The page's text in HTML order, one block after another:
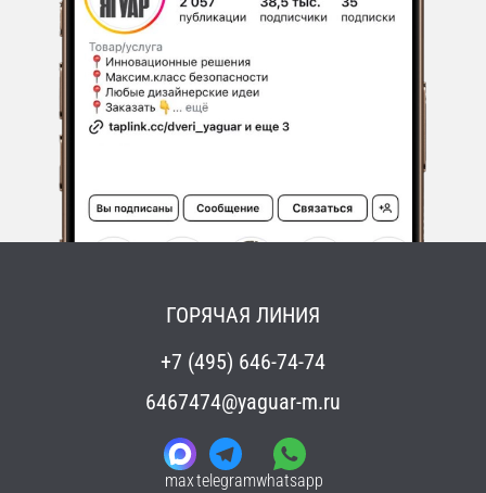
ГОРЯЧАЯ ЛИНИЯ
+7 (495) 646-74-74
6467474@yaguar-m.ru
maxtelegramwhatsapp